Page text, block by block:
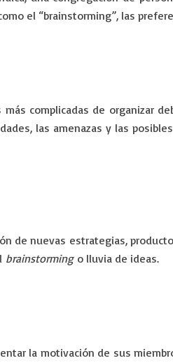
el “brainstorming”, las
complicadas de organizar
las amenazas y las
de nuevas estrategias,
brainstormingo lluvia de ideas.
la motivación de sus